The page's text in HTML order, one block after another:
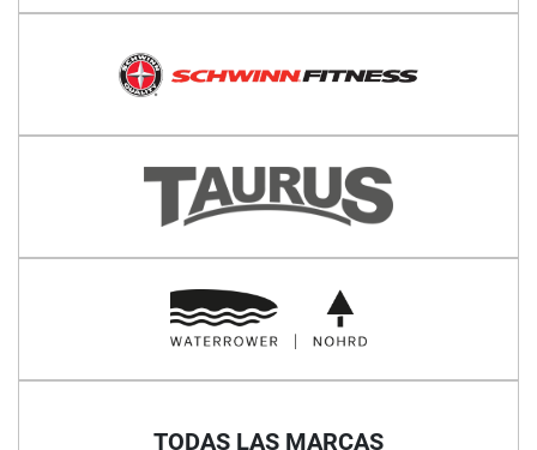
TODAS LAS MARCAS